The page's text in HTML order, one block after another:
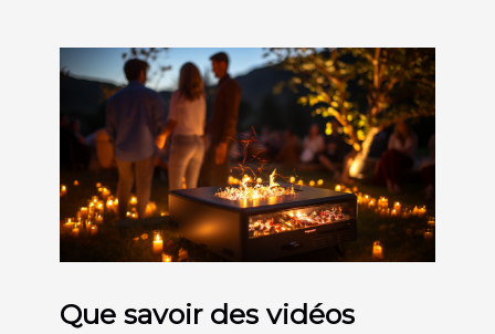
Que savoir des vidéos